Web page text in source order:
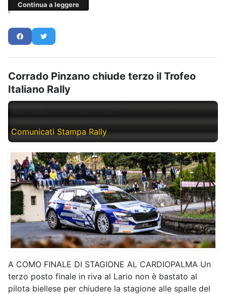
Continua a leggere
Corrado Pinzano chiude terzo il Trofeo
Italiano Rally
Mercoledì, 29 Ottobre 2025
Comunicati Stampa Rally
A COMO FINALE DI STAGIONE AL CARDIOPALMA Un
terzo posto finale in riva al Lario non è bastato al
pilota biellese per chiudere la stagione alle spalle del